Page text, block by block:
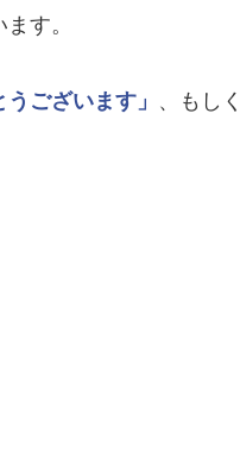
す。
うございます」 、もし